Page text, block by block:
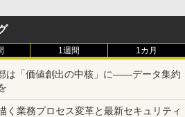
1週間 1カ月
は「価値創出の中核」に――データ集約
く業務プロセス変革と最新セキュリティ